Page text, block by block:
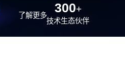
300+
技术生态伙伴
了解更多